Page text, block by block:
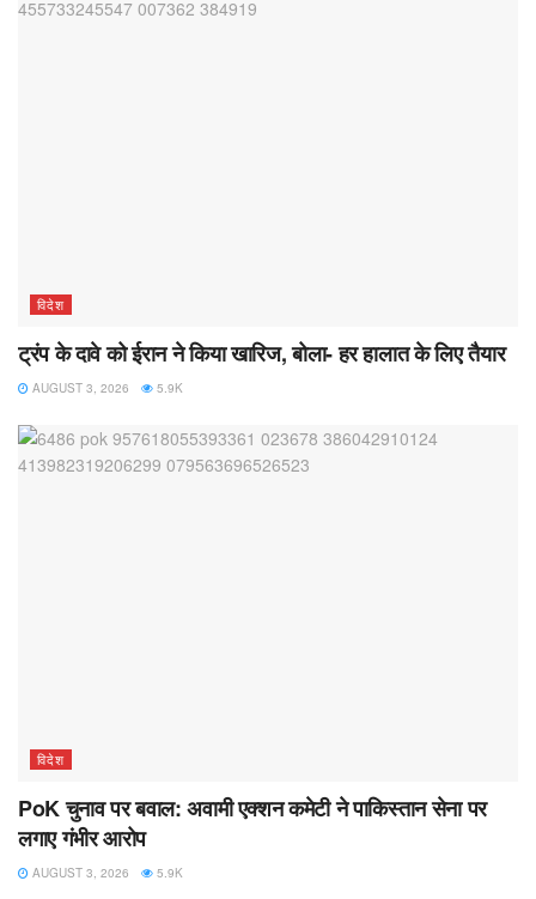
विदेश
ट्रंप के दावे को ईरान ने किया खारिज, बोला- हर हालात के लिए तैयार
AUGUST 3, 2026 5.9K
विदेश
PoK चुनाव पर बवाल: अवामी एक्शन कमेटी ने पाकिस्तान सेना पर
लगाए गंभीर आरोप
AUGUST 3, 2026 5.9K